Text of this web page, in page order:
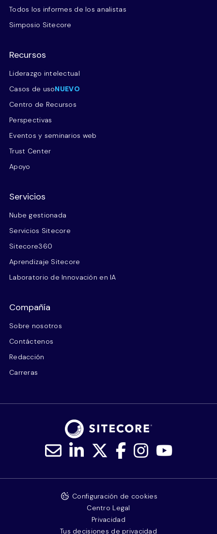
Todos los informes de los analistas
Simposio Sitecore
Recursos
Liderazgo intelectual
Casos de usoNUEVO
Centro de Recursos
Perspectivas
Eventos y seminarios web
Trust Center
Apoyo
Servicios
Nube gestionada
Servicios Sitecore
Sitecore360
Aprendizaje Sitecore
Laboratorio de Innovación en IA
Compañía
Sobre nosotros
Contáctenos
Redacción
Carreras
Configuración de cookies
Centro Legal
Privacidad
Tus decisiones de privacidad